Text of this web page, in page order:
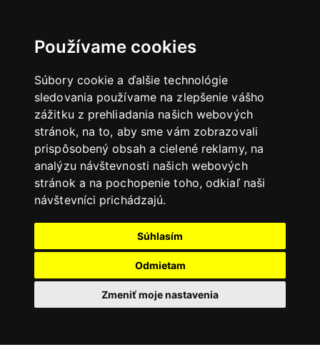
Používame cookies
Súbory cookie a ďalšie technológie
sledovania používame na zlepšenie vášho
zážitku z prehliadania našich webových
stránok, na to, aby sme vám zobrazovali
prispôsobený obsah a cielené reklamy, na
analýzu návštevnosti našich webových
stránok a na pochopenie toho, odkiaľ naši
návštevníci prichádzajú.
Súhlasím
Odmietam
Zmeniť moje nastavenia